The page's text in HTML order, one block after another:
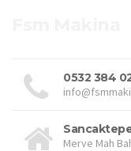
0532 384
Merve Mah